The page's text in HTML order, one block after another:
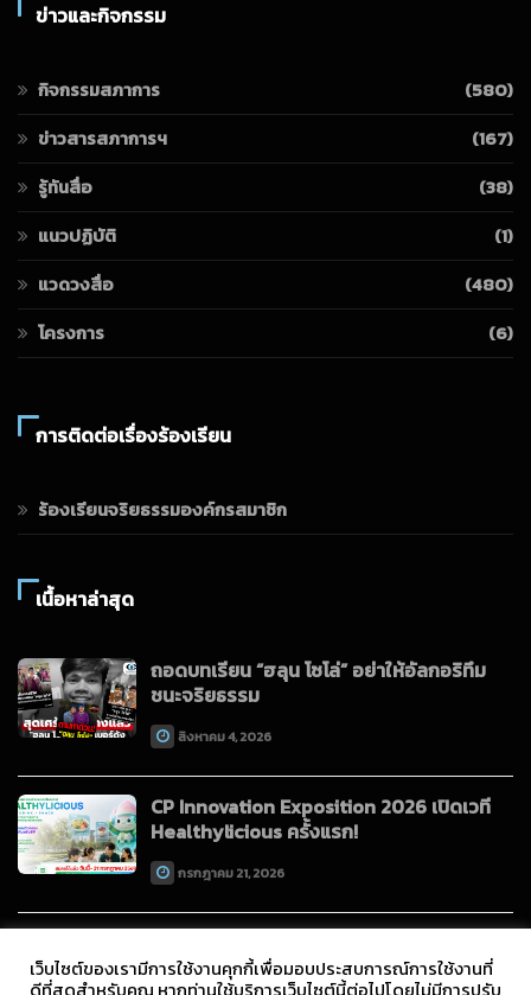
ข่าวและกิจกรรม
กิจกรรมสภาการ
(580)
ข่าวสารสภาการฯ
(167)
รู้ทันสื่อ
(38)
แนวปฏิบัติ
(1)
แวดวงสื่อ
(480)
โครงการ
(6)
การติดต่อเรื่องร้องเรียน
ร้องเรียนจริยธรรมองค์กรสมาชิก
เนื้อหาล่าสุด
ถอดบทเรียน “ฮลุน โซโล่” อย่าให้อัลกอริทึม
ชนะจริยธรรม
สิงหาคม 4, 2026
CP Innovation Exposition 2026 เปิดเวที
Healthylicious ครั้งแรก!
กรกฎาคม 21, 2026
เว็บไซต์ของเรามีการใช้งานคุกกี้เพื่อมอบประสบการณ์การใช้งานที่